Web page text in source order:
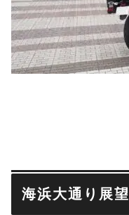
海浜大通り展